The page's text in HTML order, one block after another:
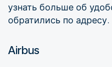
узнать больше об
обратились по адресу.
Airbus